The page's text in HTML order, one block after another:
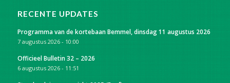
RECENTE UPDATES
Programma van de kortebaan Bemmel, dinsdag 11 augustus 2026
7 augustus 2026 - 10:00
Officieel Bulletin 32 – 2026
6 augustus 2026 - 11:51